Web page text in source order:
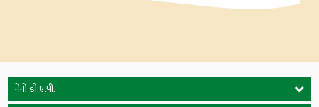
नेनो डी.ए.पी.